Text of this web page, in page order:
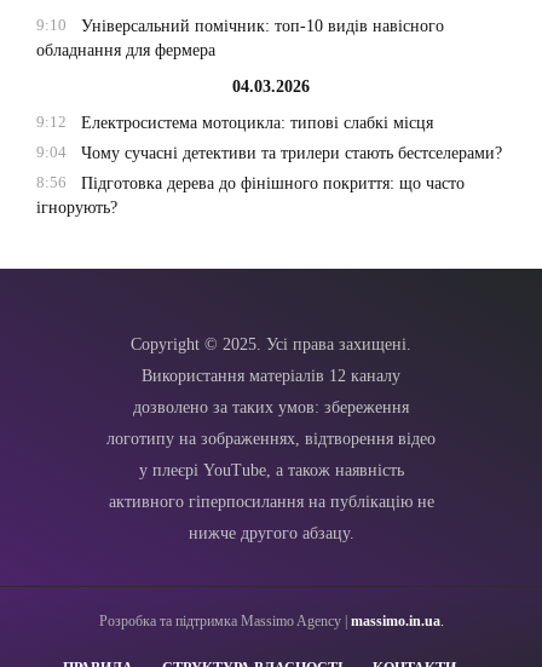
9:10
Універсальний помічник: топ-10 видів навісного
обладнання для фермера
04.03.2026
9:12
Електросистема мотоцикла: типові слабкі місця
9:04
Чому сучасні детективи та трилери стають бестселерами?
8:56
Підготовка дерева до фінішного покриття: що часто
ігнорують?
Copyright © 2025. Усі права захищені.
Використання матеріалів 12 каналу
дозволено за таких умов: збереження
логотипу на зображеннях, відтворення відео
у плеєрі YouTube, а також наявність
активного гіперпосилання на публікацію не
нижче другого абзацу.
Розробка та підтримка Massimo Agency | massimo.in.ua.